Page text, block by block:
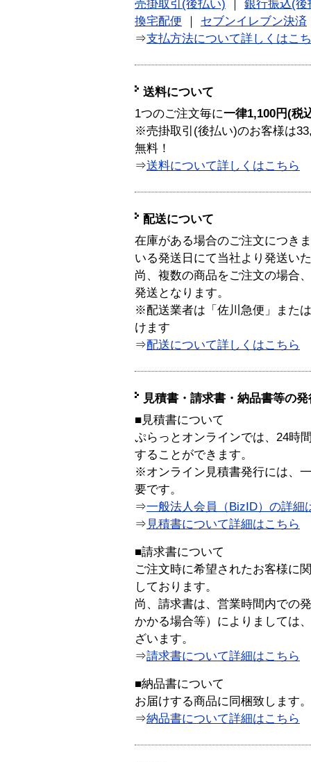
売掛取引(後払い)
銀行振込(後
換宅配便
セブンイレブン決済
⇒支払方法について詳しくはこ
送料について
1つのご注文毎に一律1,100円(税
※売掛取引(後払い)のお客様は
無料！
⇒送料について詳しくはこちら
配送について
在庫がある場合のご注文につき
いる発送日にて当社より発送い
尚、複数の商品をご注文の場合
発送となります。
※配送業者は「佐川急便」また
けます
⇒配送について詳しくはこちら
見積書・請求書・納品書等の
■見積書について
ぷらっとオンラインでは、24時
することができます。
※オンライン見積書発行には、
要です。
⇒一般法人会員（BizID）の詳細
⇒ 見積書について詳細はこちら
■請求書について
ご注文時に希望されたお客様に
しております。
尚、請求書は、営業時間内での
かかる場合等）によりましては
ざいます。
⇒請求書について詳細はこちら
■納品書について
お届けする商品に同梱致します。
⇒納品書について詳細はこちら